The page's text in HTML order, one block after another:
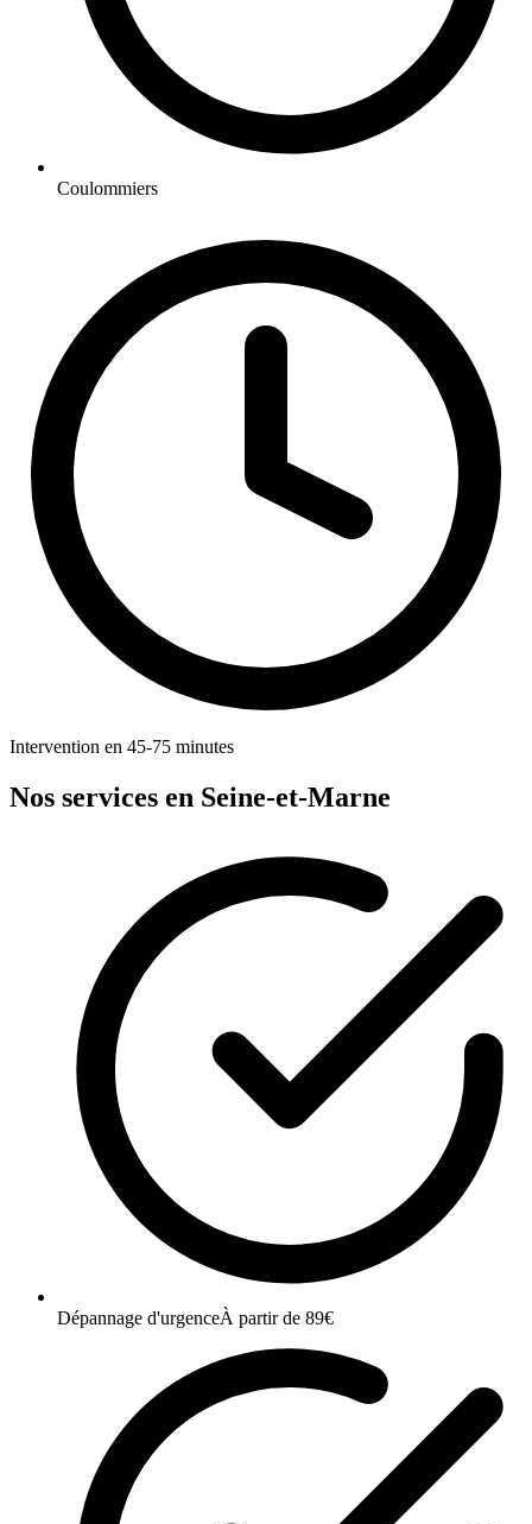
Coulommiers
Intervention en 45-75 minutes
Nos services en Seine-et-Marne
Dépannage d'urgenceÀ partir de 89€